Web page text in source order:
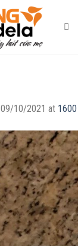
09/10/2021 at